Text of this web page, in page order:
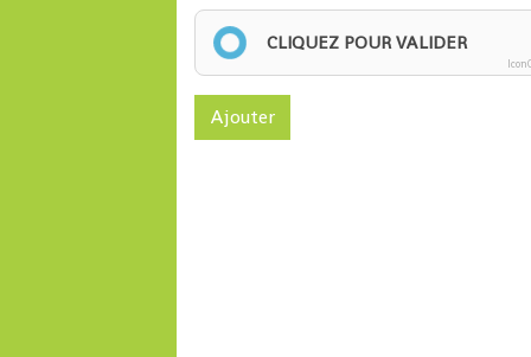
CLIQUEZ POUR VALIDER
Ajouter